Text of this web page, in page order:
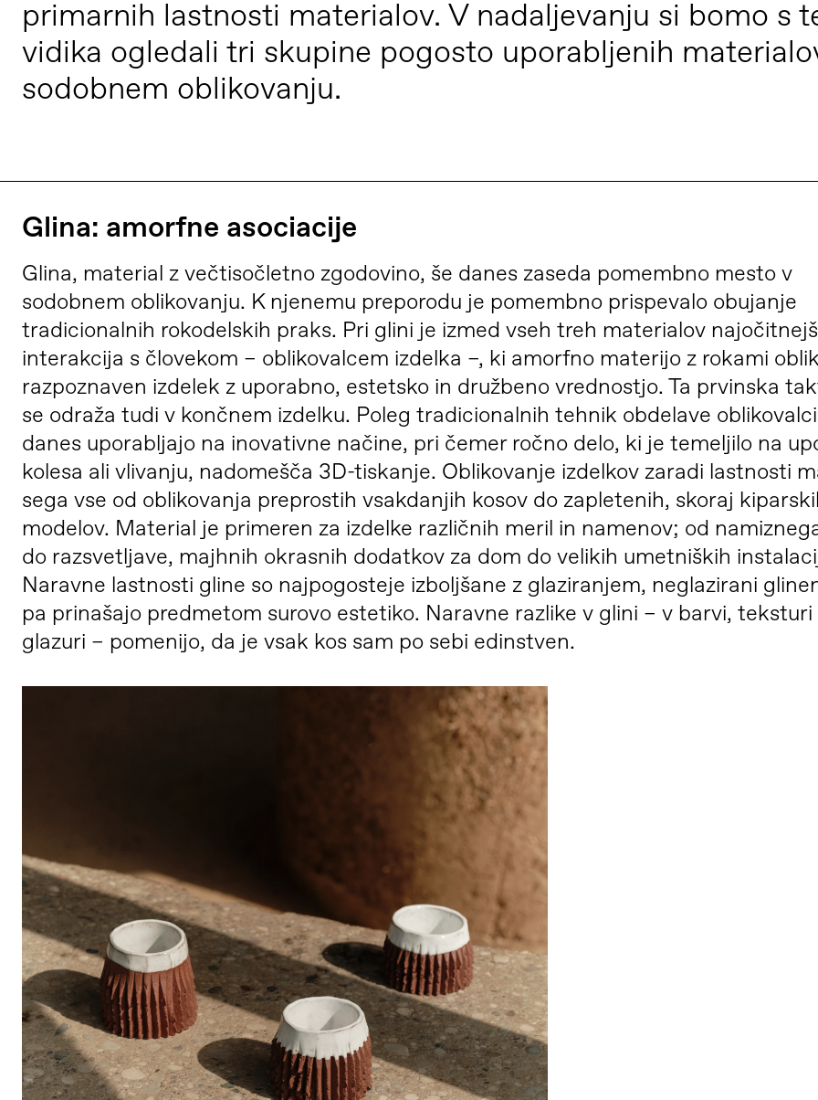
primarnih lastnosti materialov. V nadaljevanju si bomo s
vidika ogledali tri skupine pogosto uporabljenih
sodobnem oblikovanju.
Glina: amorfne asociacije
Glina, material z večtisočletno zgodovino, še danes zaseda pomembno mesto v
sodobnem oblikovanju. K njenemu preporodu je pomembno prispevalo obujanje
tradicionalnih rokodelskih praks. Pri glini je izmed vseh treh materialov
interakcija s človekom – oblikovalcem izdelka –, ki amorfno materijo z rokami
razpoznaven izdelek z uporabno, estetsko in družbeno vrednostjo. Ta prvinska
se odraža tudi v končnem izdelku. Poleg tradicionalnih tehnik obdelave
danes uporabljajo na inovativne načine, pri čemer ročno delo, ki je temeljilo na
kolesa ali vlivanju, nadomešča 3D-tiskanje. Oblikovanje izdelkov zaradi lastnosti
sega vse od oblikovanja preprostih vsakdanjih kosov do zapletenih, skoraj
modelov. Material je primeren za izdelke različnih meril in namenov; od
do razsvetljave, majhnih okrasnih dodatkov za dom do velikih umetniških
Naravne lastnosti gline so najpogosteje izboljšane z glaziranjem, neglazirani
pa prinašajo predmetom surovo estetiko. Naravne razlike v glini – v barvi, teksturi
glazuri – pomenijo, da je vsak kos sam po sebi edinstven.